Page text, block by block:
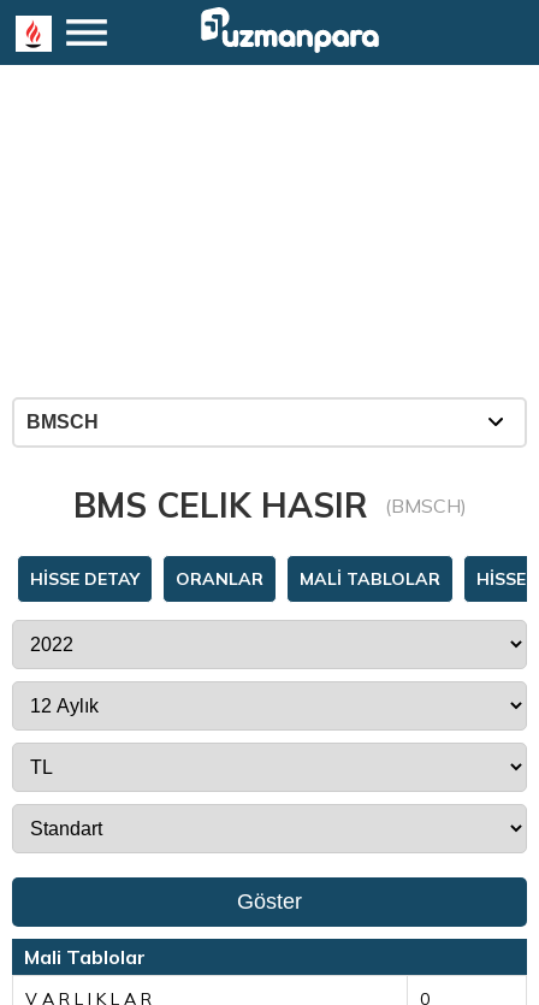
BMS CELIK HASIR (BMSCH)
HİSSE DETAY ORANLAR MALİ TABLOLAR HİSSE
Göster
Mali Tablolar
V A R L I K L A R 0